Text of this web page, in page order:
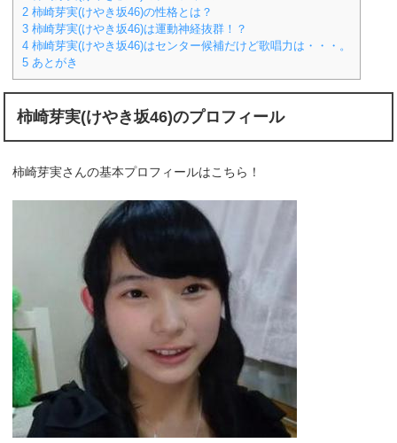
2 柿崎芽実(けやき坂46)の性格とは？
3 柿崎芽実(けやき坂46)は運動神経抜群！？
4 柿崎芽実(けやき坂46)はセンター候補だけど歌唱力は・・・。
5 あとがき
柿崎芽実(けやき坂46)のプロフィール
柿崎芽実さんの基本プロフィールはこちら！